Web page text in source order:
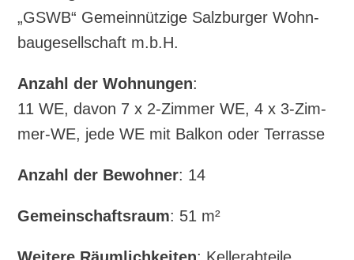
„GSWB“ Gemein­nüt­zi­ge Salz­bur­ger Wohn­
bau­ge­sell­schaft m.b.H.
Anzahl der Woh­nun­gen:
11 WE, davon 7 x 2‑Zimmer WE, 4 x 3‑Zim­
mer-WE, jede WE mit Bal­kon oder Terrasse
Anzahl der Bewoh­ner: 14
Gemein­schafts­raum: 51 m²